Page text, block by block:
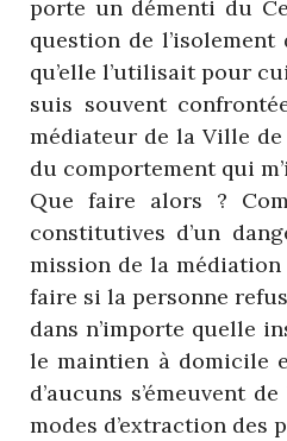
porte un démenti du
question de
qu’elle l’utilisait pour
suis souvent
médiateur de la Ville
du comportement qui
Que faire alors ?
constitutives d’un
mission de la
faire si la personne
dans n’importe quelle
le maintien à domicile
d’aucuns s’émeuvent
modes d’extraction des